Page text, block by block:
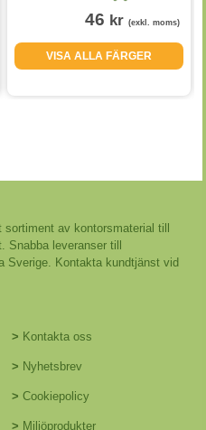
46 kr (exkl. moms)
VISA ALLA FÄRGER
av kontorsmaterial till
Snabba leveranser till
Sverige. Kontakta kundtjänst vid
> Kontakta oss
> Nyhetsbrev
> Cookiepolicy
> Miljöprodukter